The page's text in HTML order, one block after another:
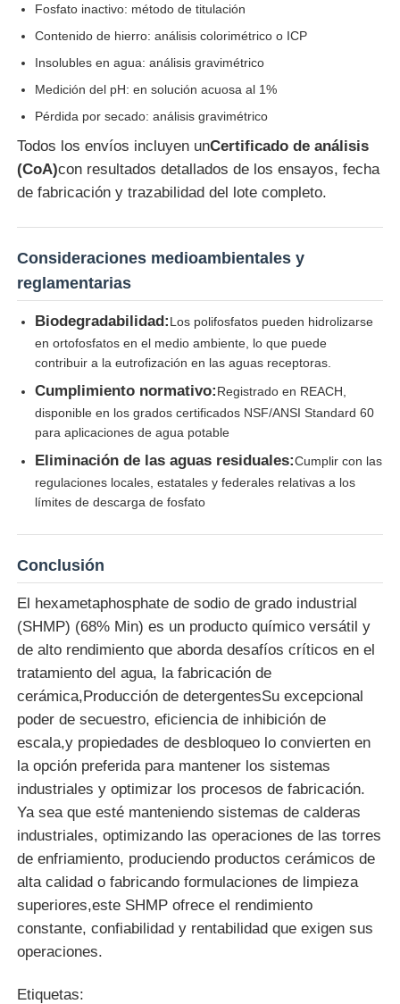
Fosfato inactivo: método de titulación
Contenido de hierro: análisis colorimétrico o ICP
Insolubles en agua: análisis gravimétrico
Medición del pH: en solución acuosa al 1%
Pérdida por secado: análisis gravimétrico
Todos los envíos incluyen unCertificado de análisis
(CoA)con resultados detallados de los ensayos, fecha
de fabricación y trazabilidad del lote completo.
Consideraciones medioambientales y
reglamentarias
Biodegradabilidad:Los polifosfatos pueden hidrolizarse
en ortofosfatos en el medio ambiente, lo que puede
contribuir a la eutrofización en las aguas receptoras.
Cumplimiento normativo:Registrado en REACH,
disponible en los grados certificados NSF/ANSI Standard 60
para aplicaciones de agua potable
Eliminación de las aguas residuales:Cumplir con las
regulaciones locales, estatales y federales relativas a los
límites de descarga de fosfato
Conclusión
El hexametaphosphate de sodio de grado industrial
(SHMP) (68% Min) es un producto químico versátil y
de alto rendimiento que aborda desafíos críticos en el
tratamiento del agua, la fabricación de
cerámica,Producción de detergentesSu excepcional
poder de secuestro, eficiencia de inhibición de
escala,y propiedades de desbloqueo lo convierten en
la opción preferida para mantener los sistemas
industriales y optimizar los procesos de fabricación.
Ya sea que esté manteniendo sistemas de calderas
industriales, optimizando las operaciones de las torres
de enfriamiento, produciendo productos cerámicos de
alta calidad o fabricando formulaciones de limpieza
superiores,este SHMP ofrece el rendimiento
constante, confiabilidad y rentabilidad que exigen sus
operaciones.
Etiquetas: